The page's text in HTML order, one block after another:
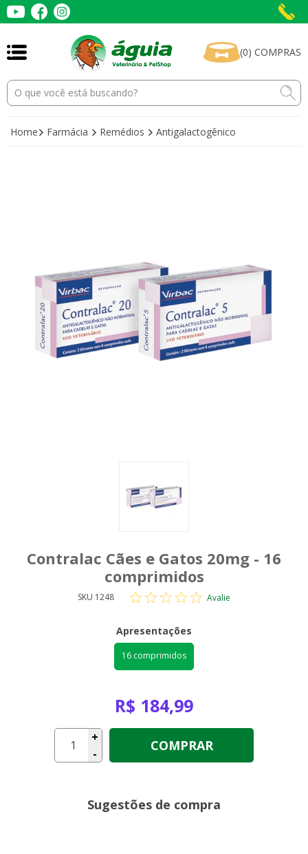
(0) COMPRAS
Home Farmácia Remédios Antigalactogênico
Contralac Cães e Gatos 20mg - 16
comprimidos
SKU 1248 Avalie
Apresentações
16 comprimidos
R$ 184,99
+
-
COMPRAR
Sugestões de compra